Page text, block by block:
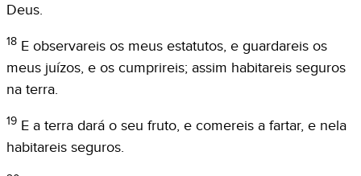
Deus.
18 E observareis os meus estatutos, e guardareis os
meus juízos, e os cumprireis; assim habitareis seguros
na terra.
19 E a terra dará o seu fruto, e comereis a fartar, e nela
habitareis seguros.